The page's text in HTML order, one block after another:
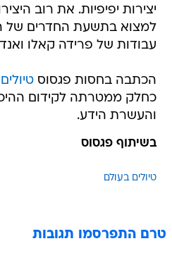
יצירות יפיפיות. את רוב
למצוא בתשעת החדרים של
עבודות של פרידה קאלו
הכתבה בחסות פגסוס
כחלק ממטרתה לקידום
והעשרת הידע.
בשיתוף פגסוס
טיולים בעולם
טרם התפרסמו תגובות